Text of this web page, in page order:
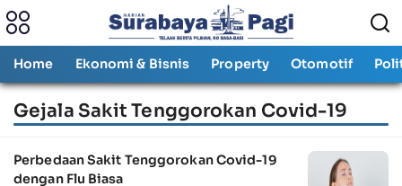
Home Ekonomi & Bisnis Property Otomotif
Gejala Sakit Tenggorokan Covid-19
Perbedaan Sakit Tenggorokan Covid-19
dengan Flu Biasa